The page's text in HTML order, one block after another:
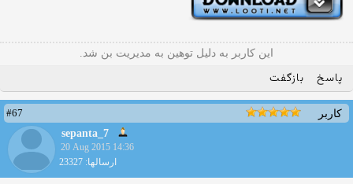
این کاربر به دلیل توهین به مدیریت بن شد.
پاسخ بازگفت
کاربر
#67
sepanta_7
20 Aug 2015 14:36
ارسالها: 23327